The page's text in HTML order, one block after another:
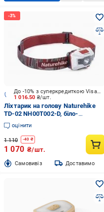
1 016.50 ₴/шт.
До -10% з суперкредиткою Visa Вигода
Ліхтарик на голову Naturehike
TD-02 NH00T002-D, біло-
червоний red
оцінити
1 110 -40 ₴
1 070 ₴/шт.
Cамовивіз Доставимо